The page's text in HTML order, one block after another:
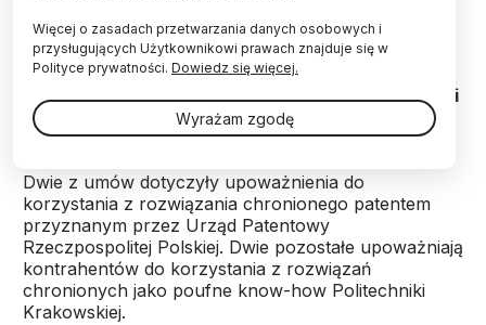
(CTT PK), wszystkie umowy są porozumieniami o
długotrwałej współpracy, która zależnie od woli
stron może przybrać znacznie szerszy charakter
niż tylko upoważnienie do korzystania z własności
intelektualnej.
Dwie z umów dotyczyły upoważnienia do
korzystania z rozwiązania chronionego patentem
przyznanym przez Urząd Patentowy
Rzeczpospolitej Polskiej. Dwie pozostałe upoważniają
kontrahentów do korzystania z rozwiązań
chronionych jako poufne know-how Politechniki
Krakowskiej.
Więcej o zasadach przetwarzania danych osobowych i
przysługujących Użytkownikowi prawach znajduje się w
Polityce prywatności. Dowiedz się więcej.
Wyrażam zgodę